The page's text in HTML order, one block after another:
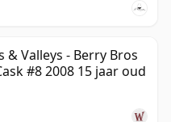
& Valleys - Berry Bros
#8 2008 15 jaar oud